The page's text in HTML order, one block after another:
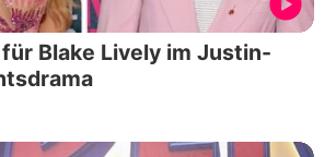
Blake Lively im Justin-